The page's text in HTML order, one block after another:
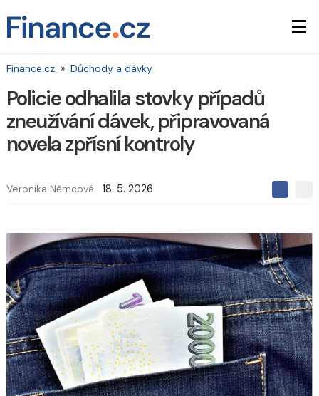
Finance.cz » Důchody a dávky
Policie odhalila stovky případů
zneužívání dávek, připravovaná
novela zpřísní kontroly
Veronika Němcová 18. 5. 2026
S
í
l
e
t
S
e
j
t
e
n
a
F
a
c
e
b
o
o
k
u
l
e
j
t
e
n
a
s
í
t
i
X